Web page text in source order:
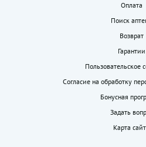
Оплата
Поиск
Возврат
Гарантии
Пользовательское
Согласие на обработку
Бонусная
Задать
Карта